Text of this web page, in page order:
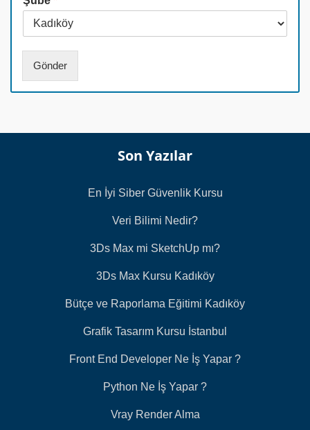
n
i
Gönder
Son Yazılar
En İyi Siber Güvenlik Kursu
Veri Bilimi Nedir?
3Ds Max mi SketchUp mı?
3Ds Max Kursu Kadıköy
Bütçe ve Raporlama Eğitimi Kadıköy
Grafik Tasarım Kursu İstanbul
Front End Developer Ne İş Yapar ?
Python Ne İş Yapar ?
Vray Render Alma